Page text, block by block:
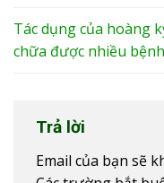
Tác dụng của hoàng
chữa được nhiều bệnh
Trả lời
Email của bạn sẽ